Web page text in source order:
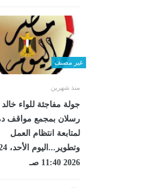
غير مصنف
منذ شهرين
جولة مفاجئة للواء خالد
رسلان بمجمع مواقف
لمتابعة انتظام العمل
2026 11:40 صـ